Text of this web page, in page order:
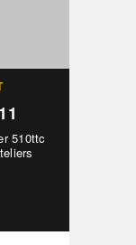
510ttc